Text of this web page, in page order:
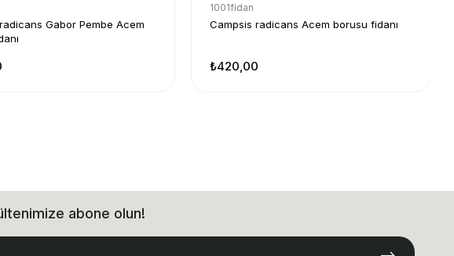
Gabor Pembe Acem
1001fidan
Campsis radicans Acem borusu fidanı
₺420,00
abone olun!